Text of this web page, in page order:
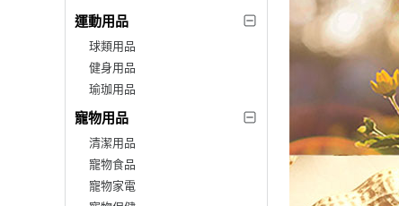
運動用品
球類用品
健身用品
瑜珈用品
寵物用品
清潔用品
寵物食品
寵物家電